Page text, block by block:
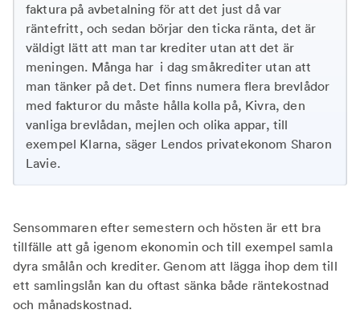
faktura på avbetalning för att det just då var
räntefritt, och sedan börjar den ticka ränta, det är
väldigt lätt att man tar krediter utan att det är
meningen. Många har i dag småkrediter utan att
man tänker på det. Det finns numera flera brevlådor
med fakturor du måste hålla kolla på, Kivra, den
vanliga brevlådan, mejlen och olika appar, till
exempel Klarna, säger Lendos privatekonom Sharon
Lavie.
Sensommaren efter semestern och hösten är ett bra
tillfälle att gå igenom ekonomin och till exempel samla
dyra smålån och krediter. Genom att lägga ihop dem till
ett samlingslån kan du oftast sänka både räntekostnad
och månadskostnad.